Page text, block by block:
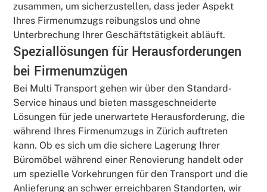
zusammen, um sicherzustellen, dass jeder Aspekt
Ihres Firmenumzugs reibungslos und ohne
Unterbrechung Ihrer Geschäftstätigkeit abläuft.
Speziallösungen für Herausforderungen
bei Firmenumzügen
Bei Multi Transport gehen wir über den Standard-
Service hinaus und bieten massgeschneiderte
Lösungen für jede unerwartete Herausforderung, die
während Ihres Firmenumzugs in Zürich auftreten
kann. Ob es sich um die sichere Lagerung Ihrer
Büromöbel während einer Renovierung handelt oder
um spezielle Vorkehrungen für den Transport und die
Anlieferung an schwer erreichbaren Standorten, wir